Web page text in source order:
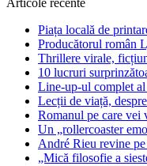
Articole recente
Piața locală de
Producătorul român
Thrillere virale,
10 lucruri
Line-up-ul complet
Lecții de viață,
Romanul pe care vei
Un „rollercoaster
André Rieu revine
„Mică filosofie a